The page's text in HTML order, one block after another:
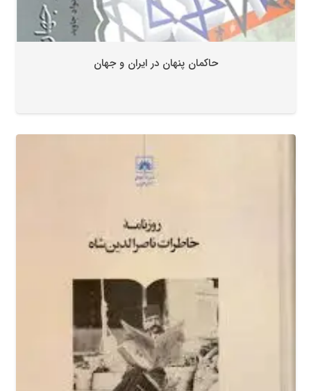
حاکمان پنهان در ایران و جهان